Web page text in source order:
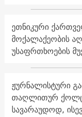
ეთნიკური
მოქალაქეობის
უსაფრთხოების
ჟურნალისტური
თაღლითურ
სავარაუდოდ,